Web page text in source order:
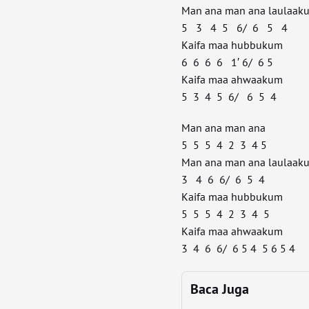
Man ana man ana
5 3 4 5 6/ 6 5 4
Kaifa maa hubbukum
6 6 6 6 1′ 6/ 6 5
Kaifa maa ahwaakum
5 3 4 5 6/ 6 5 4
Man ana man ana
5 5 5 4 2 3 4 5
Man ana man ana
3 4 6 6/ 6 5 4
Kaifa maa hubbukum
5 5 5 4 2 3 4 5
Kaifa maa ahwaakum
3 4 6 6/ 6 5 4 5 6 5 4
Baca Juga